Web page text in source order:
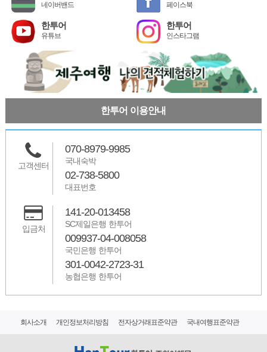
네이버밴드 페이스북
한투어
유튜브
한투어
인스타그램
한투어 이용안내
고객센터
070-8979-9985
국내숙박
02-738-5800
대표번호
입금처
141-20-013458
SC제일은행 한투어
009937-04-008058
국민은행 한투어
301-0042-2723-31
농협은행 한투어
회사소개 개인정보처리방침 전자상거래표준약관 국내여행표준약관